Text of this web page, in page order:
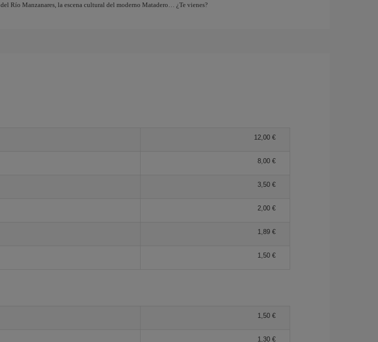
del Río Manzanares, la escena cultural del moderno Matadero… ¿Te vienes?
12,00 €
8,00 €
3,50 €
2,00 €
1,89 €
1,50 €
1,50 €
1,30 €